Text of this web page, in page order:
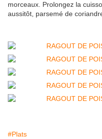
morceaux. Prolongez la
aussitôt, parsemé de
#Plats